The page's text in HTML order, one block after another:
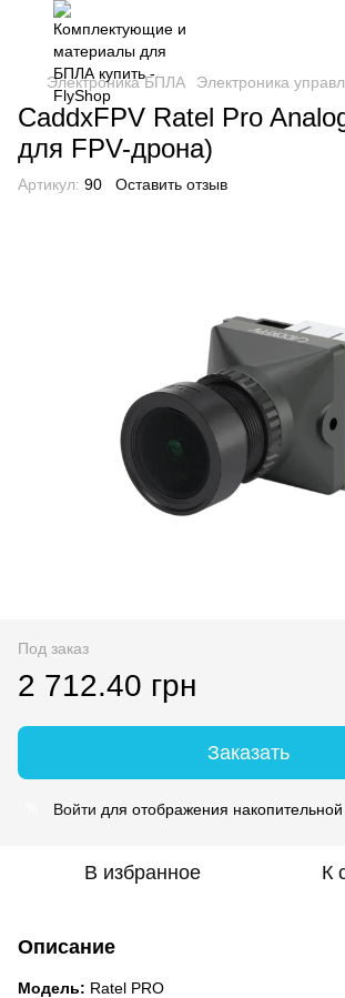
Электроника БПЛА Электроника
CaddxFPV Ratel Pro
для FPV-дрона)
Артикул: 90 Оставить отзыв
Под заказ
2 712.40 грн
Заказать
Войти для отображения накопительной
В избранное К
Описание
Модель: Ratel PRO